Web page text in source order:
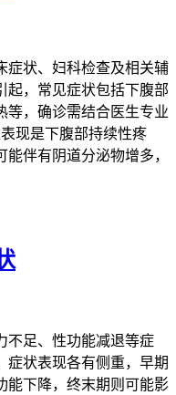
症状、妇科检查及相关辅
起，常见症状包括下腹部
等，确诊需结合医生专业
现是下腹部持续性疼
伴有阴道分泌物增多，
不足、性功能减退等症
症状表现各有侧重，早期
能下降，终末期则可能影